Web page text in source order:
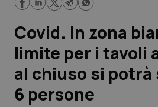
Lavoro e Professioni
Scienza e Farmaci
Studi e Analisi
Covid. In zona
limite per i tavoli
al chiuso si potrà
6 persone